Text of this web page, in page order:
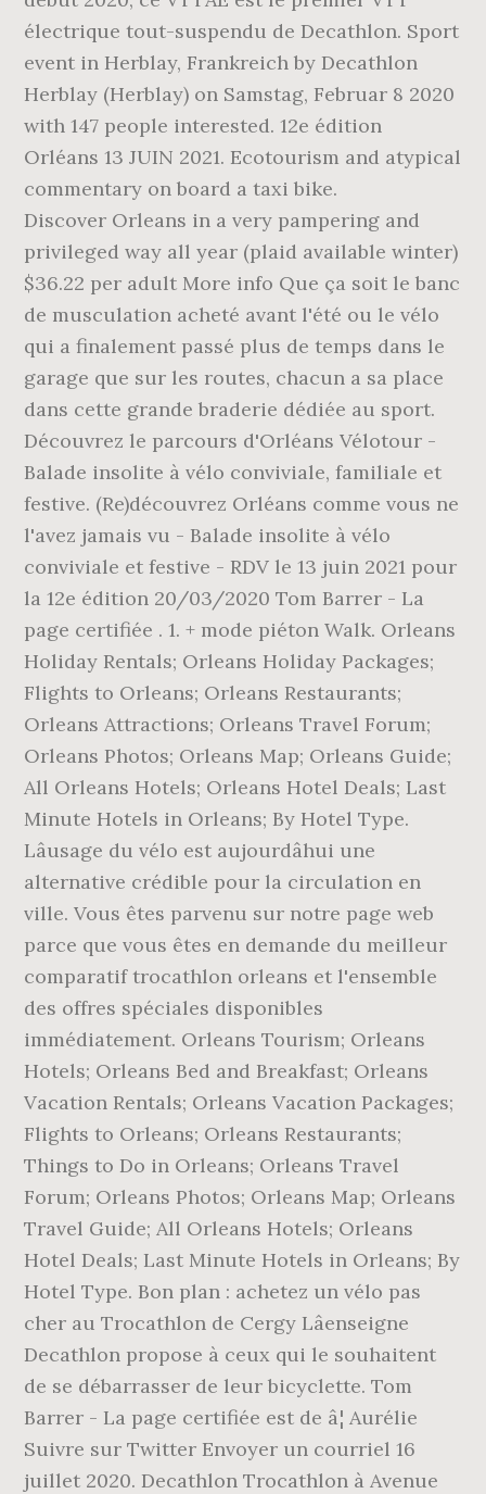
électrique tout-suspendu de Decathlon. Sport
event in Herblay, Frankreich by Decathlon
Herblay (Herblay) on Samstag, Februar 8 2020
with 147 people interested. 12e édition
Orléans 13 JUIN 2021. Ecotourism and atypical
commentary on board a taxi bike.
Discover Orleans in a very pampering and
privileged way all year (plaid available winter)
$36.22 per adult More info Que ça soit le banc
de musculation acheté avant l'été ou le vélo
qui a finalement passé plus de temps dans le
garage que sur les routes, chacun a sa place
dans cette grande braderie dédiée au sport.
Découvrez le parcours d'Orléans Vélotour -
Balade insolite à vélo conviviale, familiale et
festive. (Re)découvrez Orléans comme vous ne
l'avez jamais vu - Balade insolite à vélo
conviviale et festive - RDV le 13 juin 2021 pour
la 12e édition 20/03/2020 Tom Barrer - La
page certifiée . 1. + mode piéton Walk. Orleans
Holiday Rentals; Orleans Holiday Packages;
Flights to Orleans; Orleans Restaurants;
Orleans Attractions; Orleans Travel Forum;
Orleans Photos; Orleans Map; Orleans Guide;
All Orleans Hotels; Orleans Hotel Deals; Last
Minute Hotels in Orleans; By Hotel Type.
Lâusage du vélo est aujourdâhui une
alternative crédible pour la circulation en
ville. Vous êtes parvenu sur notre page web
parce que vous êtes en demande du meilleur
comparatif trocathlon orleans et l'ensemble
des offres spéciales disponibles
immédiatement. Orleans Tourism; Orleans
Hotels; Orleans Bed and Breakfast; Orleans
Vacation Rentals; Orleans Vacation Packages;
Flights to Orleans; Orleans Restaurants;
Things to Do in Orleans; Orleans Travel
Forum; Orleans Photos; Orleans Map; Orleans
Travel Guide; All Orleans Hotels; Orleans
Hotel Deals; Last Minute Hotels in Orleans; By
Hotel Type. Bon plan : achetez un vélo pas
cher au Trocathlon de Cergy Lâenseigne
Decathlon propose à ceux qui le souhaitent
de se débarrasser de leur bicyclette. Tom
Barrer - La page certifiée est de â¦ Aurélie
Suivre sur Twitter Envoyer un courriel 16
juillet 2020. Decathlon Trocathlon à Avenue